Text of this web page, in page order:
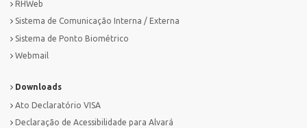
RHWeb
Sistema de Comunicação Interna / Externa
Sistema de Ponto Biométrico
Webmail
Downloads
Ato Declaratório VISA
Declaração de Acessibilidade para Alvará